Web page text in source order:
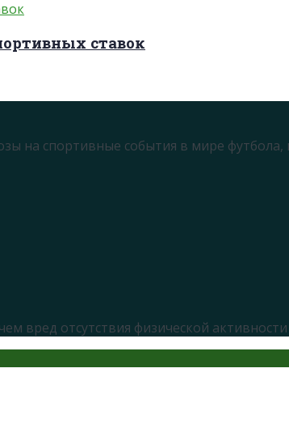
ставок
на спортивные события в мире
вред отсутствия физической активности